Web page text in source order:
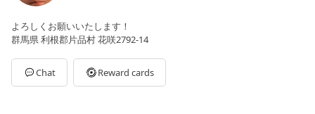
よろしくお願いいたします！
群馬県 利根郡片品村 花咲2792-14
Chat Reward cards